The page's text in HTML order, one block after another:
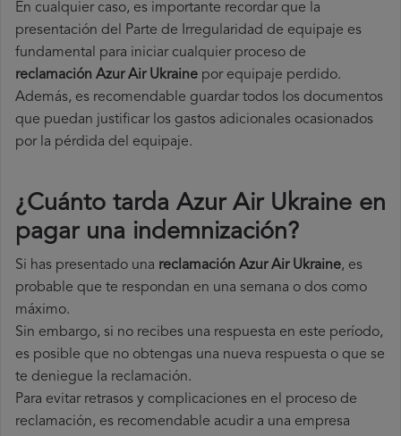
En cualquier caso, es importante recordar que la
presentación del Parte de Irregularidad de equipaje es
fundamental para iniciar cualquier proceso de
reclamación Azur Air Ukraine por equipaje perdido.
Además, es recomendable guardar todos los documentos
que puedan justificar los gastos adicionales ocasionados
por la pérdida del equipaje.
¿Cuánto tarda Azur Air Ukraine en
pagar una indemnización?
Si has presentado una reclamación Azur Air Ukraine, es
probable que te respondan en una semana o dos como
máximo.
Sin embargo, si no recibes una respuesta en este período,
es posible que no obtengas una nueva respuesta o que se
te deniegue la reclamación.
Para evitar retrasos y complicaciones en el proceso de
reclamación, es recomendable acudir a una empresa